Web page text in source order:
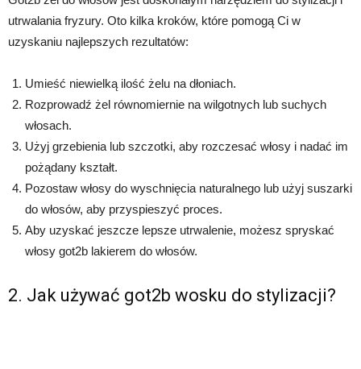
utrwalania fryzury. Oto kilka kroków, które pomogą Ci w
uzyskaniu najlepszych rezultatów:
Umieść niewielką ilość żelu na dłoniach.
Rozprowadź żel równomiernie na wilgotnych lub suchych
włosach.
Użyj grzebienia lub szczotki, aby rozczesać włosy i nadać im
pożądany kształt.
Pozostaw włosy do wyschnięcia naturalnego lub użyj suszarki
do włosów, aby przyspieszyć proces.
Aby uzyskać jeszcze lepsze utrwalenie, możesz spryskać
włosy got2b lakierem do włosów.
2. Jak używać got2b wosku do stylizacji?